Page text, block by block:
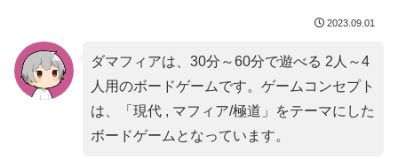
2023.09.01
ダマフィアは、30分～60分で遊べる 2人～4
人用のボードゲームです。ゲームコンセプト
は、「 現代 , マフィア/極道 」をテーマにした
ボードゲームとなっています。